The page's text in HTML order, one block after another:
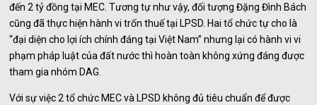
đến 2 tỷ đồng tại MEC. Tương tự như vậy, đối tượng Đặng Đình Bách
cũng đã thực hiện hành vi trốn thuế tại LPSD. Hai tổ chức tự cho là
“đại diện cho lợi ích chính đáng tại Việt Nam” nhưng lại có hành vi vi
phạm pháp luật của đất nước thì hoàn toàn không xứng đáng được
tham gia nhóm DAG.
Với sự việc 2 tổ chức MEC và LPSD không đủ tiêu chuẩn để được